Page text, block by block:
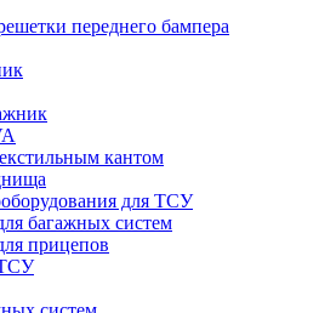
переднего бампера
кантом
для ТСУ
багажных систем
прицепов